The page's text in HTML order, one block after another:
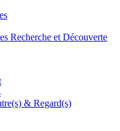
Recherche et Découverte
& Regard(s)